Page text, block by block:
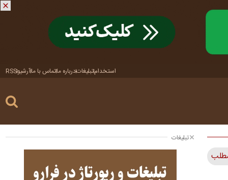
استخدامتبلیغاتدرباره ماتماس با ماآرشیوRSS
تبلیغات